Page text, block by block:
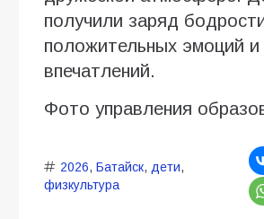
получили заряд
положительных эмоций и
впечатлений.
Фото управления
2026, Батайск, дети,
физкультура